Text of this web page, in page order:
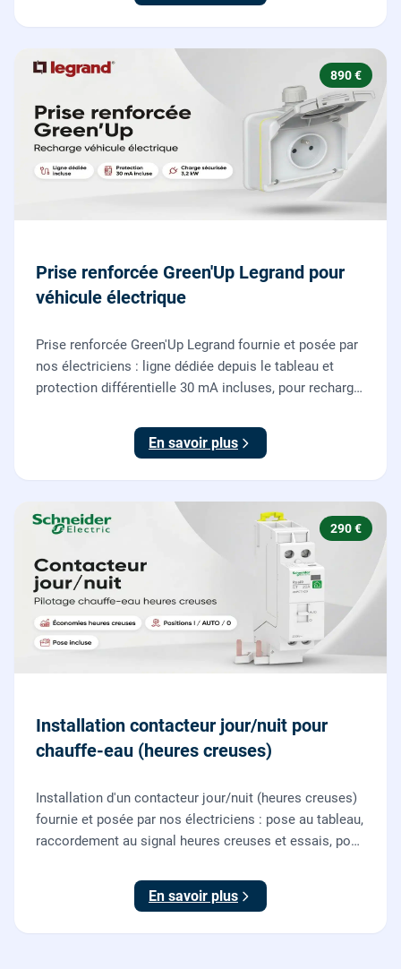
890 €
Prise renforcée Green'Up Legrand pour
véhicule électrique
Prise renforcée Green'Up Legrand fournie et posée par
nos électriciens : ligne dédiée depuis le tableau et
protection différentielle 30 mA incluses, pour recharger
En savoir plus
290 €
Installation contacteur jour/nuit pour
chauffe-eau (heures creuses)
Installation d'un contacteur jour/nuit (heures creuses)
fournie et posée par nos électriciens : pose au tableau,
raccordement au signal heures creuses et essais, pour
En savoir plus